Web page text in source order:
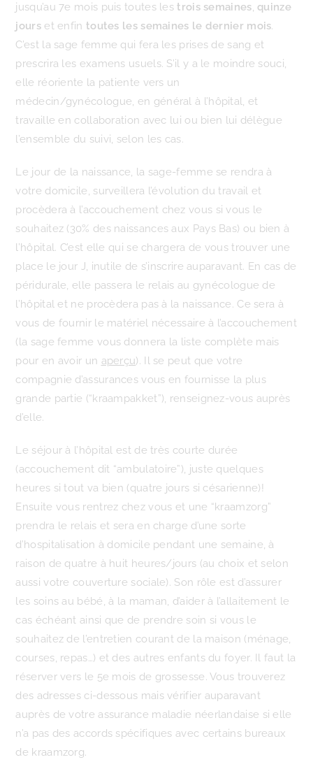
jusqu’au 7e mois puis toutes lestrois semaines, quinze
jourset enfin toutes les semaines le dernier mois.
C’est la sage femme qui fera les prises de sang et
prescrira les examens usuels. S’il y a le moindre souci,
elle réoriente la patiente vers un
médecin/gynécologue, en général à l’hôpital, et
travaille en collaboration avec lui ou bien lui délègue
l’ensemble du suivi, selon les cas.
Le jour de la naissance, la sage-femme se rendra à
votre domicile, surveillera l’évolution du travail et
procèdera à l’accouchement chez vous si vous le
souhaitez (30% des naissances aux Pays Bas) ou bien à
l’hôpital. C’est elle qui se chargera de vous trouver une
place le jour J, inutile de s’inscrire auparavant. En cas de
péridurale, elle passera le relais au gynécologue de
l’hôpital et ne procèdera pas à la naissance. Ce sera à
vous de fournir le matériel nécessaire à l’accouchement
(la sage femme vous donnera la liste complète mais
pour en avoir un aperçu). Il se peut que votre
compagnie d’assurances vous en fournisse la plus
grande partie (“kraampakket”), renseignez-vous auprès
d’elle.
Le séjour à l’hôpital est de très courte durée
(accouchement dit “ambulatoire”), juste quelques
heures si tout va bien (quatre jours si césarienne)!
Ensuite vous rentrez chez vous et une “kraamzorg”
prendra le relais et sera en charge d’une sorte
d’hospitalisation à domicile pendant une semaine, à
raison de quatre à huit heures/jours (au choix et selon
aussi votre couverture sociale). Son rôle est d’assurer
les soins au bébé, à la maman, d’aider à l’allaitement le
cas échéant ainsi que de prendre soin si vous le
souhaitez de l’entretien courant de la maison (ménage,
courses, repas…) et des autres enfants du foyer. Il faut la
réserver vers le 5e mois de grossesse. Vous trouverez
des adresses ci-dessous mais vérifier auparavant
auprès de votre assurance maladie néerlandaise si elle
n’a pas des accords spécifiques avec certains bureaux
de kraamzorg.